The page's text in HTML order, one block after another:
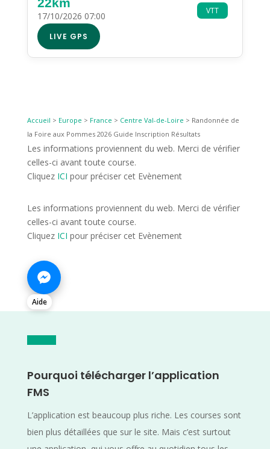
VTT
17/10/2026 07:00
LIVE GPS
Accueil > Europe > France > Centre Val-de-Loire > Randonnée de
la Foire aux Pommes 2026 Guide Inscription Résultats
Les informations proviennent du web. Merci de vérifier
celles-ci avant toute course.
Cliquez ICI pour préciser cet Evènement
Les informations proviennent du web. Merci de vérifier
celles-ci avant toute course.
Cliquez ICI pour préciser cet Evènement
Aide
Pourquoi télécharger l’application
FMS
L’application est beaucoup plus riche. Les courses sont
bien plus détaillées que sur le site. Mais c’est surtout